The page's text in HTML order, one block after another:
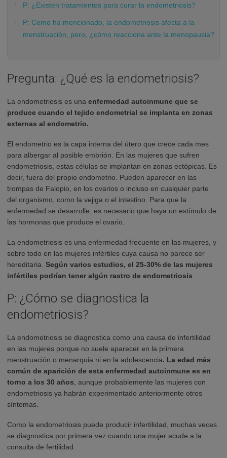
P: ¿Existen tratamientos para curar la endometriosis?
P: Como ha mencionado, la endometriosis afecta a la
menstruación, pero, ¿cómo reacciona ante la menopausia?
Pregunta: ¿Qué es la endometriosis?
La endometriosis es una enfermedad autoinmune que se
produce cuando el tejido endometrial se implanta en zonas
externas al endometrio.
El endometrio es la capa interna del útero que crece cada mes
para albergar al posible embrión. En las mujeres que sufren
endometriosis, estas células se implantan en zonas ectópicas. Es
decir, fuera del propio endometrio. Pueden aparecer en las
trompas de Falopio, en los ovarios o incluso en cualquier parte
del organismo, como la vejiga o el intestino. Para que la
enfermedad se desarrolle, es necesario que haya un estímulo de
las hormonas que produce el ovario.
La endometriosis es una enfermedad frecuente en las mujeres, y
sobre todo en las mujeres infértiles cuya causa no parece ser
hereditaria. Según varios estudios, el 25-30% de las mujeres
infértiles podrían tener algún rastro de endometriosis
P: ¿Cómo se diagnostica la
endometriosis?
La endometriosis se diagnostica como una causa de infertilidad
en las mujeres porque no suele aparecer en la primera
menstruación o menarquia ni en la adolescencia. La edad más
común de aparición de esta enfermedad autoinmune es en
torno a los 30 años , aunque probablemente las mujeres con
endometriosis ya habrán experimentado anteriormente otros
síntomas.
Como la endometriosis puede producir infertilidad, muchas veces
se diagnostica por primera vez cuando una mujer acude a la
consulta de fertilidad.